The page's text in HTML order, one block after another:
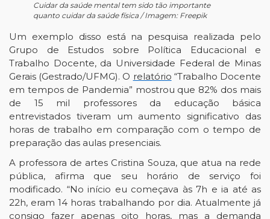
Cuidar da saúde mental tem sido tão importante
quanto cuidar da saúde física / Imagem: Freepik
Um exemplo disso está na pesquisa realizada pelo
Grupo de Estudos sobre Política Educacional e
Trabalho Docente, da Universidade Federal de Minas
Gerais (Gestrado/UFMG). O relatório “Trabalho Docente
em tempos de Pandemia” mostrou que 82% dos mais
de 15 mil professores da educação básica
entrevistados tiveram um aumento significativo das
horas de trabalho em comparação com o tempo de
preparação das aulas presenciais.
A professora de artes Cristina Souza, que atua na rede
pública, afirma que seu horário de serviço foi
modificado. “No início eu começava às 7h e ia até as
22h, eram 14 horas trabalhando por dia. Atualmente já
consigo fazer apenas oito horas, mas a demanda